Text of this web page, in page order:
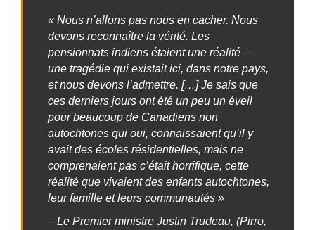
« Nous n’allons pas nous en cacher. Nous
devons reconnaître la vérité. Les
pensionnats indiens étaient une réalité –
une tragédie qui existait ici, dans notre pays,
et nous devons l’admettre. […] Je sais que
ces derniers jours ont été un peu un éveil
pour beaucoup de Canadiens non
autochtones qui oui, connaissaient qu’il y
avait des écoles résidentielles, mais ne
comprenaient pas c’était horrifique, cette
réalité que vivaient des enfants autochtones,
leur famille et leurs communautés »
– Le Premier ministre Justin Trudeau, (Pirro,